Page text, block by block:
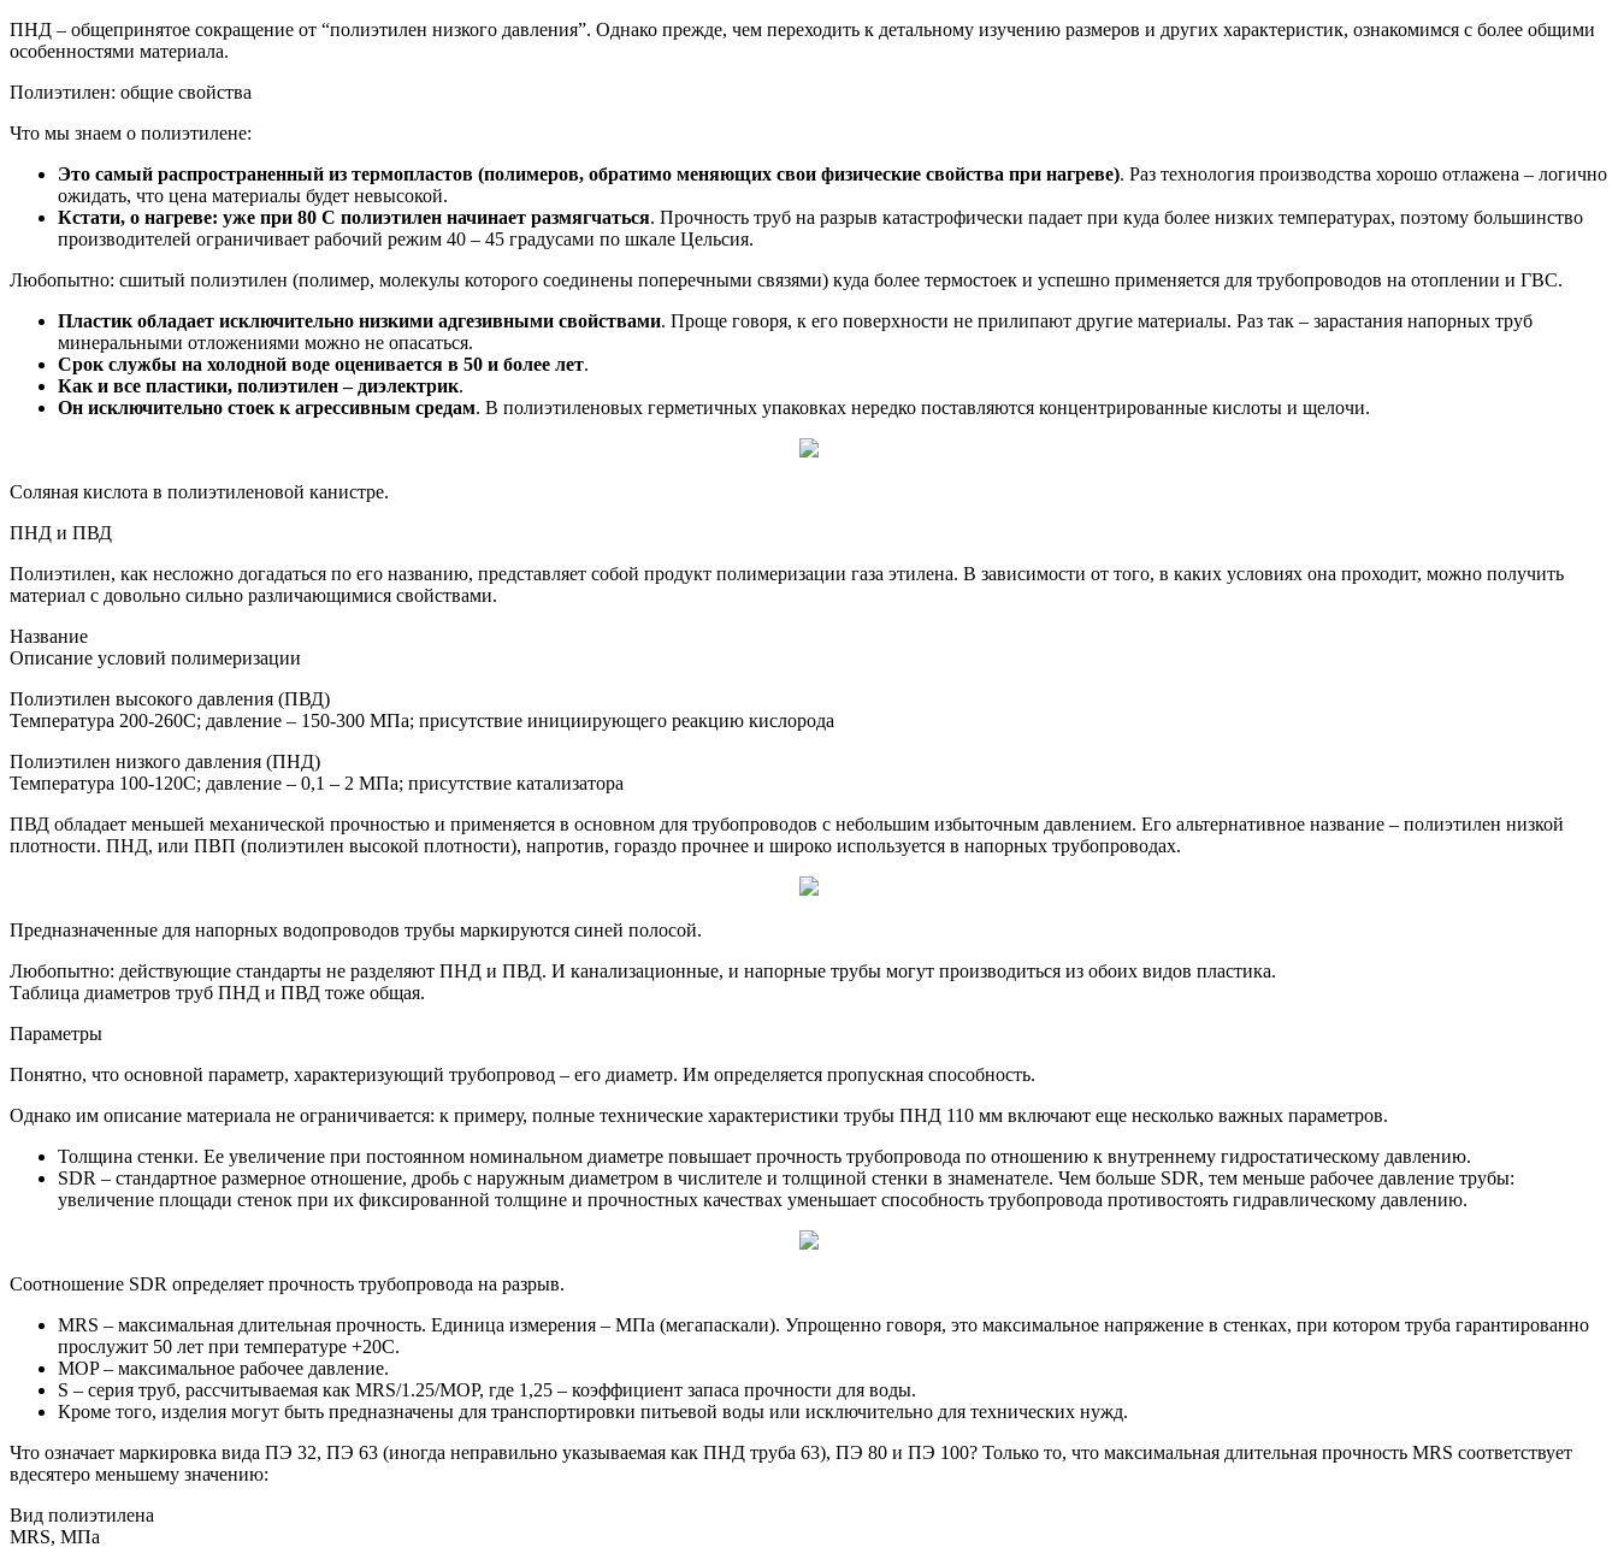
ПНД – общепринятое сокращение от “полиэтилен низкого давления”. Однако прежде, чем переходить к детальному изучению размеров и других характеристик, ознакомимся с более общими
особенностями материала.
Полиэтилен: общие свойства
Что мы знаем о полиэтилене:
Это самый распространенный из термопластов (полимеров, обратимо меняющих свои физические свойства при нагреве). Раз технология производства хорошо отлажена – логично
ожидать, что цена материалы будет невысокой.
Кстати, о нагреве: уже при 80 С полиэтилен начинает размягчаться. Прочность труб на разрыв катастрофически падает при куда более низких температурах, поэтому большинство
производителей ограничивает рабочий режим 40 – 45 градусами по шкале Цельсия.
Любопытно: сшитый полиэтилен (полимер, молекулы которого соединены поперечными связями) куда более термостоек и успешно применяется для трубопроводов на отоплении и ГВС.
Пластик обладает исключительно низкими адгезивными свойствами. Проще говоря, к его поверхности не прилипают другие материалы. Раз так – зарастания напорных труб
минеральными отложениями можно не опасаться.
Срок службы на холодной воде оценивается в 50 и более лет.
Как и все пластики, полиэтилен – диэлектрик.
Он исключительно стоек к агрессивным средам. В полиэтиленовых герметичных упаковках нередко поставляются концентрированные кислоты и щелочи.
Соляная кислота в полиэтиленовой канистре.
ПНД и ПВД
Полиэтилен, как несложно догадаться по его названию, представляет собой продукт полимеризации газа этилена. В зависимости от того, в каких условиях она проходит, можно получить
материал с довольно сильно различающимися свойствами.
Название
Описание условий полимеризации
Полиэтилен высокого давления (ПВД)
Температура 200-260С; давление – 150-300 МПа; присутствие инициирующего реакцию кислорода
Полиэтилен низкого давления (ПНД)
Температура 100-120С; давление – 0,1 – 2 МПа; присутствие катализатора
ПВД обладает меньшей механической прочностью и применяется в основном для трубопроводов с небольшим избыточным давлением. Его альтернативное название – полиэтилен низкой
плотности. ПНД, или ПВП (полиэтилен высокой плотности), напротив, гораздо прочнее и широко используется в напорных трубопроводах.
Предназначенные для напорных водопроводов трубы маркируются синей полосой.
Любопытно: действующие стандарты не разделяют ПНД и ПВД. И канализационные, и напорные трубы могут производиться из обоих видов пластика.
Таблица диаметров труб ПНД и ПВД тоже общая.
Параметры
Понятно, что основной параметр, характеризующий трубопровод – его диаметр. Им определяется пропускная способность.
Однако им описание материала не ограничивается: к примеру, полные технические характеристики трубы ПНД 110 мм включают еще несколько важных параметров.
Толщина стенки. Ее увеличение при постоянном номинальном диаметре повышает прочность трубопровода по отношению к внутреннему гидростатическому давлению.
SDR – стандартное размерное отношение, дробь с наружным диаметром в числителе и толщиной стенки в знаменателе. Чем больше SDR, тем меньше рабочее давление трубы:
увеличение площади стенок при их фиксированной толщине и прочностных качествах уменьшает способность трубопровода противостоять гидравлическому давлению.
Соотношение SDR определяет прочность трубопровода на разрыв.
MRS – максимальная длительная прочность. Единица измерения – МПа (мегапаскали). Упрощенно говоря, это максимальное напряжение в стенках, при котором труба гарантированно
прослужит 50 лет при температуре +20С.
MOP – максимальное рабочее давление.
S – серия труб, рассчитываемая как MRS/1.25/MOP, где 1,25 – коэффициент запаса прочности для воды.
Кроме того, изделия могут быть предназначены для транспортировки питьевой воды или исключительно для технических нужд.
Что означает маркировка вида ПЭ 32, ПЭ 63 (иногда неправильно указываемая как ПНД труба 63), ПЭ 80 и ПЭ 100? Только то, что максимальная длительная прочность MRS соответствует
вдесятеро меньшему значению:
Вид полиэтилена
MRS, МПа